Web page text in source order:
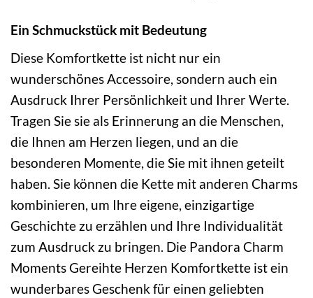
Ein Schmuckstück mit Bedeutung
Diese Komfortkette ist nicht nur ein
wunderschönes Accessoire, sondern auch ein
Ausdruck Ihrer Persönlichkeit und Ihrer Werte.
Tragen Sie sie als Erinnerung an die Menschen,
die Ihnen am Herzen liegen, und an die
besonderen Momente, die Sie mit ihnen geteilt
haben. Sie können die Kette mit anderen Charms
kombinieren, um Ihre eigene, einzigartige
Geschichte zu erzählen und Ihre Individualität
zum Ausdruck zu bringen. Die Pandora Charm
Moments Gereihte Herzen Komfortkette ist ein
wunderbares Geschenk für einen geliebten